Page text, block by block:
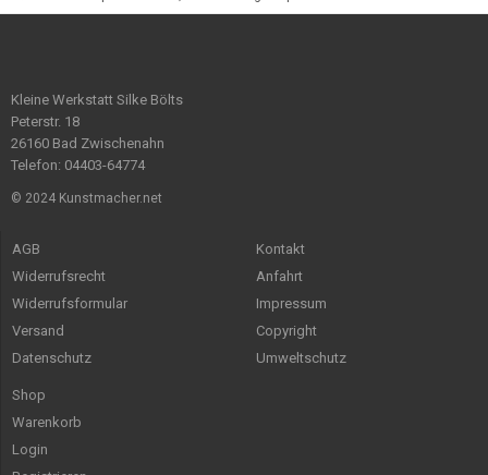
Kleine Werkstatt Silke Bölts
Peterstr. 18
26160 Bad Zwischenahn
Telefon: 04403-64774
© 2024 Kunstmacher.net
AGB
Widerrufsrecht
Widerrufsformular
Versand
Datenschutz
Kontakt
Anfahrt
Impressum
Copyright
Umweltschutz
Shop
Warenkorb
Login